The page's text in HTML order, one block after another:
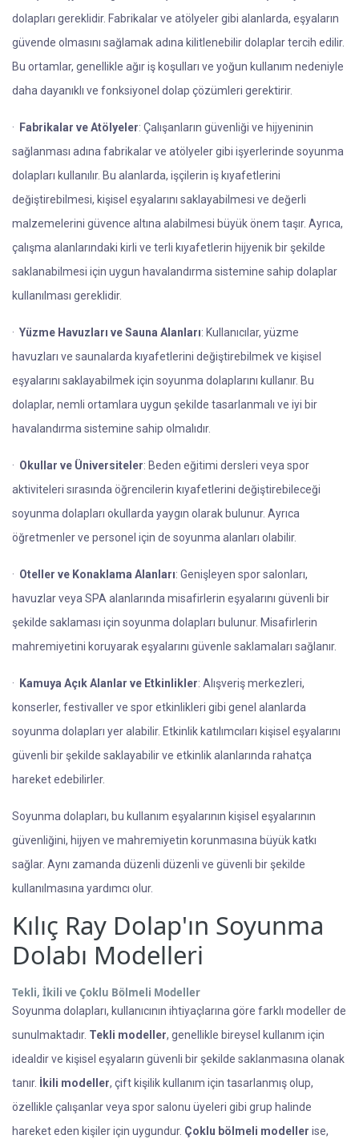
dolapları gereklidir. Fabrikalar ve atölyeler gibi alanlarda, eşyaların
güvende olmasını sağlamak adına kilitlenebilir dolaplar tercih edilir.
Bu ortamlar, genellikle ağır iş koşulları ve yoğun kullanım nedeniyle
daha dayanıklı ve fonksiyonel dolap çözümleri gerektirir.
· Fabrikalar ve Atölyeler: Çalışanların güvenliği ve hijyeninin
sağlanması adına fabrikalar ve atölyeler gibi işyerlerinde soyunma
dolapları kullanılır. Bu alanlarda, işçilerin iş kıyafetlerini
değiştirebilmesi, kişisel eşyalarını saklayabilmesi ve değerli
malzemelerini güvence altına alabilmesi büyük önem taşır. Ayrıca,
çalışma alanlarındaki kirli ve terli kıyafetlerin hijyenik bir şekilde
saklanabilmesi için uygun havalandırma sistemine sahip dolaplar
kullanılması gereklidir.
· Yüzme Havuzları ve Sauna Alanları: Kullanıcılar, yüzme
havuzları ve saunalarda kıyafetlerini değiştirebilmek ve kişisel
eşyalarını saklayabilmek için soyunma dolaplarını kullanır. Bu
dolaplar, nemli ortamlara uygun şekilde tasarlanmalı ve iyi bir
havalandırma sistemine sahip olmalıdır.
· Okullar ve Üniversiteler: Beden eğitimi dersleri veya spor
aktiviteleri sırasında öğrencilerin kıyafetlerini değiştirebileceği
soyunma dolapları okullarda yaygın olarak bulunur. Ayrıca
öğretmenler ve personel için de soyunma alanları olabilir.
· Oteller ve Konaklama Alanları: Genişleyen spor salonları,
havuzlar veya SPA alanlarında misafirlerin eşyalarını güvenli bir
şekilde saklaması için soyunma dolapları bulunur. Misafirlerin
mahremiyetini koruyarak eşyalarını güvenle saklamaları sağlanır.
· Kamuya Açık Alanlar ve Etkinlikler: Alışveriş merkezleri,
konserler, festivaller ve spor etkinlikleri gibi genel alanlarda
soyunma dolapları yer alabilir. Etkinlik katılımcıları kişisel eşyalarını
güvenli bir şekilde saklayabilir ve etkinlik alanlarında rahatça
hareket edebilirler.
Soyunma dolapları, bu kullanım eşyalarının kişisel eşyalarının
güvenliğini, hijyen ve mahremiyetin korunmasına büyük katkı
sağlar. Aynı zamanda düzenli düzenli ve güvenli bir şekilde
kullanılmasına yardımcı olur.
Kılıç Ray Dolap'ın Soyunma
Dolabı Modelleri
Tekli, İkili ve Çoklu Bölmeli Modeller
Soyunma dolapları, kullanıcının ihtiyaçlarına göre farklı modeller de
sunulmaktadır. Tekli modeller, genellikle bireysel kullanım için
idealdir ve kişisel eşyaların güvenli bir şekilde saklanmasına olanak
tanır. İkili modeller, çift kişilik kullanım için tasarlanmış olup,
özellikle çalışanlar veya spor salonu üyeleri gibi grup halinde
hareket eden kişiler için uygundur. Çoklu bölmeli modeller ise,